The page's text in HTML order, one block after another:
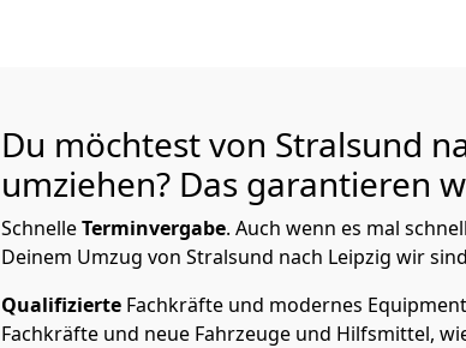
Du möchtest von Stralsund
umziehen? Das garantieren
SchnelleTerminvergabe. Auch wenn es mal
Deinem Umzug von Stralsund nach Leipzig wir
Qualifizierte Fachkräfte und modernes
Fachkräfte und neue Fahrzeuge und Hilfsmittel,